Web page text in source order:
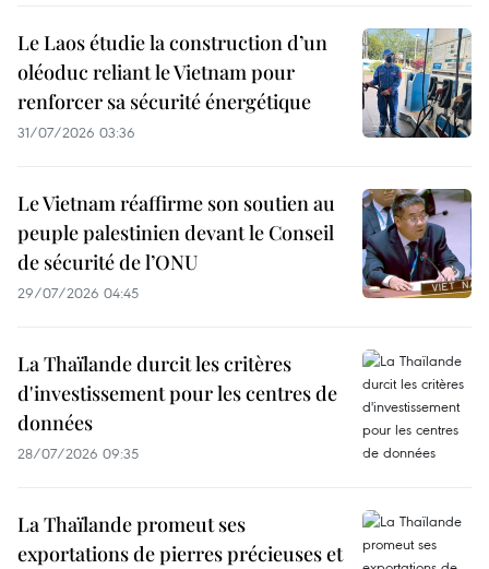
Le Laos étudie la construction d’un
oléoduc reliant le Vietnam pour
renforcer sa sécurité énergétique
31/07/2026 03:36
Le Vietnam réaffirme son soutien au
peuple palestinien devant le Conseil
de sécurité de l’ONU
29/07/2026 04:45
La Thaïlande durcit les critères
d'investissement pour les centres de
données
28/07/2026 09:35
La Thaïlande promeut ses
exportations de pierres précieuses et